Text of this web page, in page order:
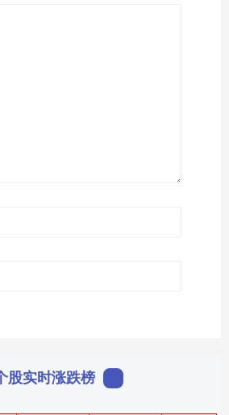
股实时涨跌榜